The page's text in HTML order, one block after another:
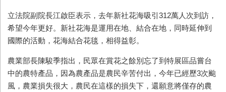
立法院副院長江啟臣表示，去年新社花海吸引312萬人次到訪，
希望今年更好。新社花海是運用在地、結合在地，同時延伸到
國際的活動，花海結合花毯，相得益彰。
農業部長陳駿季指出，民眾在賞花之餘別忘了到特展區品嘗台
中的農特產品，因為農產品是農民辛苦付出，今年已經歷3次颱
風，農業損失很大，農民在這樣的損失下，還願意將僅存的農